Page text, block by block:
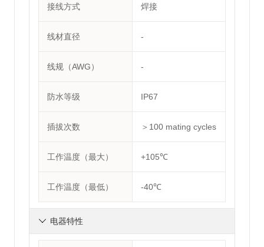
接线方式 焊接
线材直径 -
线规（AWG） -
防水等级 IP67
插拔次数 ＞100 mating cycles
工作温度（最大） +105℃
工作温度（最低） -40℃
电器特性
